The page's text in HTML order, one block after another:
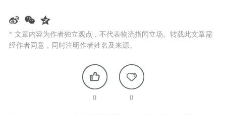
* 文章内容为作者独立观点，不代表物流指闻立场。转载此文章需
经作者同意，同时注明作者姓名及来源。
0 0